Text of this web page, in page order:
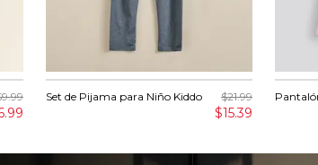
Set de Pijama para Niño Kiddo $21.99
$15.39